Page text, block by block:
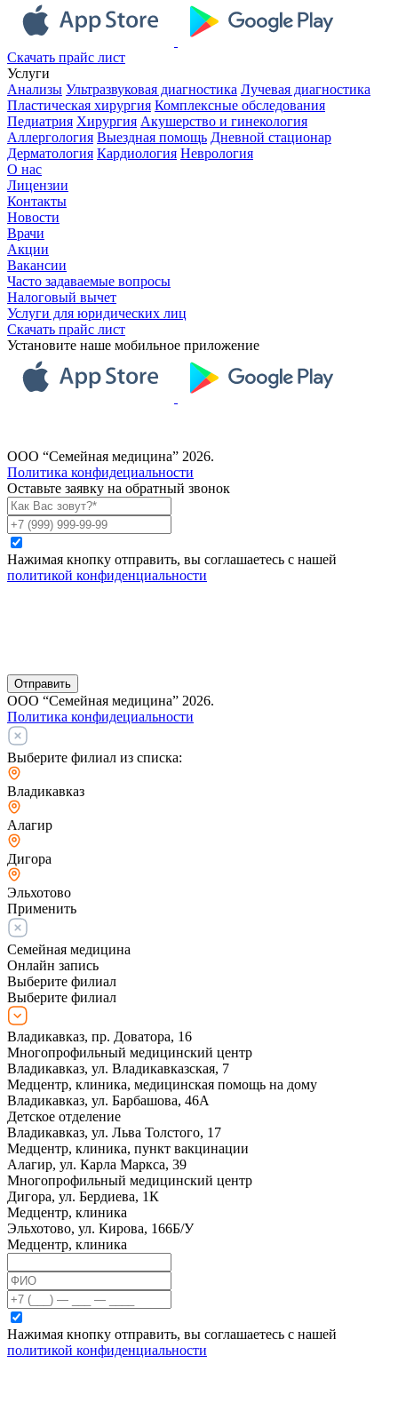
Скачать прайс лист
Услуги
Анализы Ультразвуковая диагностика Лучевая диагностика
Пластическая хирургия Комплексные обследования
Педиатрия Хирургия Акушерство и гинекология
Аллергология Выездная помощь Дневной стационар
Дерматология Кардиология Неврология
О нас
Лицензии
Контакты
Новости
Врачи
Акции
Вакансии
Часто задаваемые вопросы
Налоговый вычет
Услуги для юридических лиц
Скачать прайс лист
Установите наше мобильное приложение
ООО “Семейная медицина” 2026.
Политика конфидециальности
Оставьте заявку на обратный звонок
Нажимая кнопку отправить, вы соглашаетесь с нашей
политикой конфиденциальности
Отправить
ООО “Семейная медицина” 2026.
Политика конфидециальности
Выберите филиал из списка:
Владикавказ
Алагир
Дигора
Эльхотово
Применить
Семейная медицина
Онлайн запись
Выберите филиал
Выберите филиал
Владикавказ, пр. Доватора, 16
Многопрофильный медицинский центр
Владикавказ, ул. Владикавказская, 7
Медцентр, клиника, медицинская помощь на дому
Владикавказ, ул. Барбашова, 46А
Детское отделение
Владикавказ, ул. Льва Толстого, 17
Медцентр, клиника, пункт вакцинации
Алагир, ул. Карла Маркса, 39
Многопрофильный медицинский центр
Дигора, ул. Бердиева, 1К
Медцентр, клиника
Эльхотово, ул. Кирова, 166Б/У
Медцентр, клиника
Нажимая кнопку отправить, вы соглашаетесь с нашей
политикой конфиденциальности